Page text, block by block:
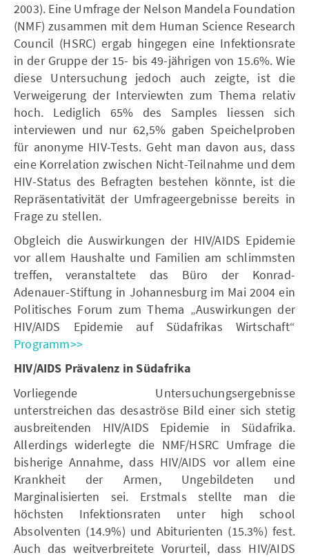
2003). Eine Umfrage der Nelson Mandela Foundation
(NMF) zusammen mit dem Human Science Research
Council (HSRC) ergab hingegen eine Infektionsrate
in der Gruppe der 15- bis 49-jährigen von 15.6%. Wie
diese Untersuchung jedoch auch zeigte, ist die
Verweigerung der Interviewten zum Thema relativ
hoch. Lediglich 65% des Samples liessen sich
interviewen und nur 62,5% gaben Speichelproben
für anonyme HIV-Tests. Geht man davon aus, dass
eine Korrelation zwischen Nicht-Teilnahme und dem
HIV-Status des Befragten bestehen könnte, ist die
Repräsentativität der Umfrageergebnisse bereits in
Frage zu stellen.
Obgleich die Auswirkungen der HIV/AIDS Epidemie
vor allem Haushalte und Familien am schlimmsten
treffen, veranstaltete das Büro der Konrad-
Adenauer-Stiftung in Johannesburg im Mai 2004 ein
Politisches Forum zum Thema „Auswirkungen der
HIV/AIDS Epidemie auf Südafrikas Wirtschaft“
Programm>>
HIV/AIDS Prävalenz in Südafrika
Vorliegende Untersuchungsergebnisse
unterstreichen das desaströse Bild einer sich stetig
ausbreitenden HIV/AIDS Epidemie in Südafrika.
Allerdings widerlegte die NMF/HSRC Umfrage die
bisherige Annahme, dass HIV/AIDS vor allem eine
Krankheit der Armen, Ungebildeten und
Marginalisierten sei. Erstmals stellte man die
höchsten Infektionsraten unter high school
Absolventen (14.9%) und Abiturienten (15.3%) fest.
Auch das weitverbreitete Vorurteil, dass HIV/AIDS